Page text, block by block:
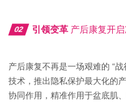
02 引领变革 产后康复开
产后康复不再是一场艰难的 “
技术，推出隐私保护最大化的
协同作用，精准作用于盆底肌